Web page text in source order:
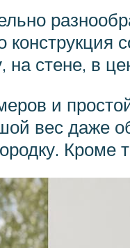
на стене, в
и
вес даже
Кроме